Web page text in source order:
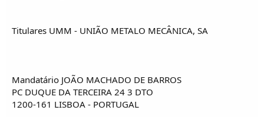
Titulares UMM - UNIÃO METALO MECÂNICA, SA
Mandatário JOÃO MACHADO DE BARROS
PC DUQUE DA TERCEIRA 24 3 DTO
1200-161 LISBOA - PORTUGAL